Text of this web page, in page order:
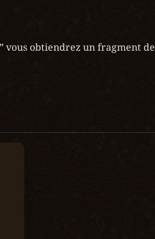
vous obtiendrez un fragment de